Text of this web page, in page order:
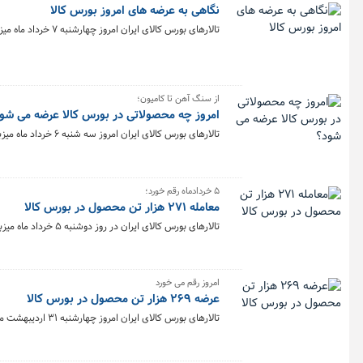
نگاهی به عرضه های امروز بورس کالا
تالارهای بورس کالای ایران امروز چهارشنبه ۷ خرداد ماه میزبان عرضه ۳۶۳ هزار و ۴۷۶ تن انواع محصول است.
از سنگ آهن تا کامیون؛
امروز چه محصولاتی در بورس کالا عرضه می
تالارهای بورس کالای ایران امروز سه شنبه ۶ خرداد ماه میزبان عرضه یک میلیون و ۸۴۲ هزار و ۱۲۰ تن انواع محصول است.
۵ خردادماه رقم خورد؛
معامله ۲۷۱ هزار تن محصول در بورس کالا
تالارهای بورس کالای ایران در روز دوشنبه ۵ خرداد ماه میزبان معامله ۲۷۱ هزار و ۵۷۲ تن محصول بود.
امروز رقم می خورد
عرضه ۲۶۹ هزار تن محصول در بورس کالا
تالارهای بورس کالای ایران امروز چهارشنبه ۳۱ اردیبهشت ماه میزبان عرضه ۲۶۹ هزار و ۱۲۹ تن انواع محصول است.